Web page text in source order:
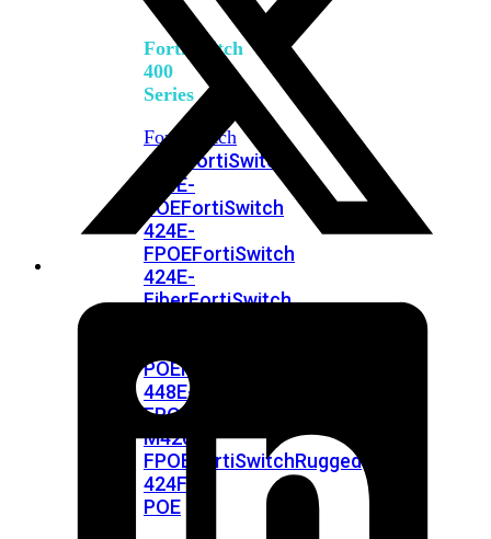
FortiSwitch
400
Series
FortiSwitch
424E
FortiSwitch
424E-
POEFortiSwitch
424E-
FPOEFortiSwitch
424E-
FiberFortiSwitch
POEFortiSwitch
448E-
FPOE
M426E-
FPOE
FortiSwitchRugged
424F-
POE